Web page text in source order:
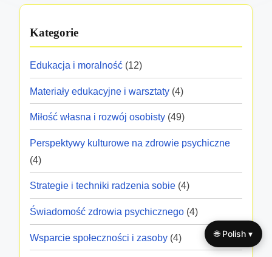
Kategorie
Edukacja i moralność (12)
Materiały edukacyjne i warsztaty (4)
Miłość własna i rozwój osobisty (49)
Perspektywy kulturowe na zdrowie psychiczne
(4)
Strategie i techniki radzenia sobie (4)
Świadomość zdrowia psychicznego (4)
Wsparcie społeczności i zasoby (4) 🌐 Polish ▾